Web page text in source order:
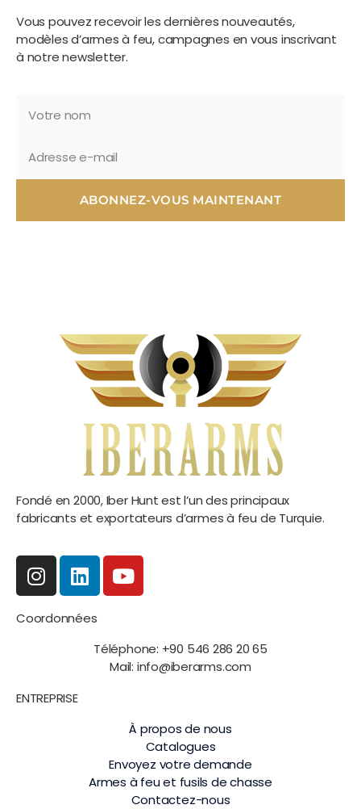
Vous pouvez recevoir les dernières nouveautés,
modèles d’armes à feu, campagnes en vous inscrivant
à notre newsletter.
ABONNEZ-VOUS MAINTENANT
Fondé en 2000, Iber Hunt est l’un des principaux
fabricants et exportateurs d’armes à feu de Turquie.
Coordonnées
Téléphone: +90 546 286 20 65
Mail: info@iberarms.com
ENTREPRISE
À propos de nous
Catalogues
Envoyez votre demande
Armes à feu et fusils de chasse
Contactez-nous